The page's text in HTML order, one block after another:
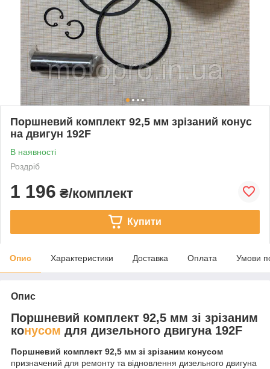
Поршневий комплект 92,5 мм зрізаний конус
на двигун 192F
В наявності
Роздріб
1 196 ₴/комплект
Купити
Опис Характеристики Доставка Оплата Умови
Опис
Поршневий комплект 92,5 мм зі зрізаним
конусом для дизельного двигуна 192F
Поршневий комплект 92,5 мм зі зрізаним конусом
призначений для ремонту та відновлення дизельного двигуна